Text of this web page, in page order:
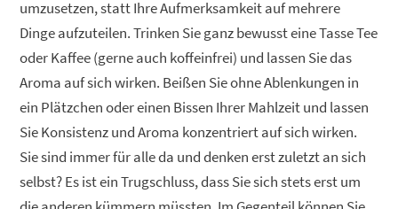
umzusetzen, statt Ihre Aufmerksamkeit auf mehrere
Dinge aufzuteilen. Trinken Sie ganz bewusst eine Tasse Tee
oder Kaffee (gerne auch koffeinfrei) und lassen Sie das
Aroma auf sich wirken. Beißen Sie ohne Ablenkungen in
ein Plätzchen oder einen Bissen Ihrer Mahlzeit und lassen
Sie Konsistenz und Aroma konzentriert auf sich wirken.
Sie sind immer für alle da und denken erst zuletzt an sich
selbst? Es ist ein Trugschluss, dass Sie sich stets erst um